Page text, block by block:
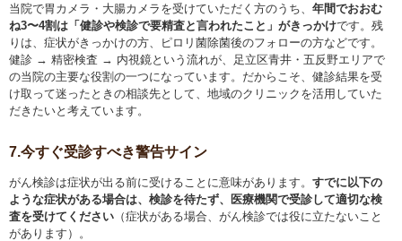
当院で胃カメラ・大腸カメラを受けていただく方のうち、 年間でおおむ
ね3〜4割は「健診や検診で要精査と言われたこと」がきっかけです。残
りは、症状がきっかけの方、ピロリ菌除菌後のフォローの方などです。
健診 → 精密検査 → 内視鏡という流れが、足立区青井・五反野エリアで
の当院の主要な役割の一つになっています。だからこそ、健診結果を受
け取って迷ったときの相談先として、地域のクリニックを活用していた
だきたいと考えています。
7.今すぐ受診すべき警告サイン
がん検診は症状が出る前に受けることに意味があります。 すでに以下の
ような症状がある場合は、検診を待たず、医療機関で受診して適切な検
査を受けてください （症状がある場合、がん検診では役に立たないこと
があります）。